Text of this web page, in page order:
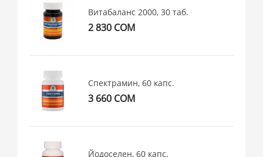
Витабаланс 2000, 30 таб.
2 830 СОМ
Спектрамин, 60 капс.
3 660 СОМ
Йодоселен, 60 капс.